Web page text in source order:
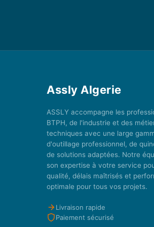
Assly Algerie
ASSLY accompagne les
BTPH, de l'industrie et des
techniques avec une large
d'outillage professionnel, de
de solutions adaptées. Notre
son expertise à votre service
qualité, délais maîtrisés et
optimale pour tous vos projets.
Livraison rapide
Paiement sécurisé